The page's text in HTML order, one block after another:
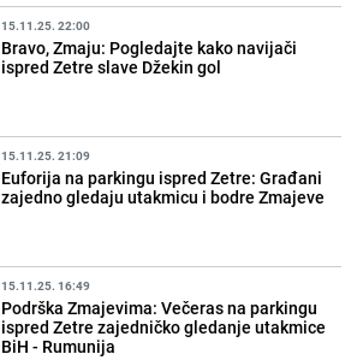
15.11.25. 22:00
Bravo, Zmaju: Pogledajte kako navijači
ispred Zetre slave Džekin gol
15.11.25. 21:09
Euforija na parkingu ispred Zetre: Građani
zajedno gledaju utakmicu i bodre Zmajeve
15.11.25. 16:49
Podrška Zmajevima: Večeras na parkingu
ispred Zetre zajedničko gledanje utakmice
BiH - Rumunija